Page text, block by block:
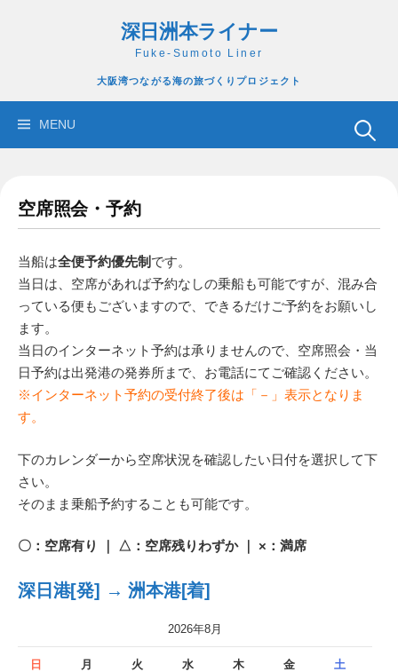
ツ
深日洲本ライナー
Fuke-Sumoto Liner
大阪湾つながる海の旅づくりプロジェクト
MENU
検
空席照会・予約
当船は全便予約優先制 です。
当日は、空席があれば予約なしの乗船も可能ですが、混み合
っている便もございますので、できるだけご予約をお願いし
ます。
当日のインターネット予約は承りませんので、空席照会・当
日予約は出発港の発券所まで、お電話にてご確認ください。
※インターネット予約の受付終了後は「－」表示となりま
す。
下のカレンダーから空席状況を確認したい日付を選択して下
さい。
そのまま乗船予約することも可能です。
〇：空席有り ｜ △：空席残りわずか ｜ ×：満席
深日港[発] → 洲本港[着]
2026年8月
日 月 火 水 木 金 土